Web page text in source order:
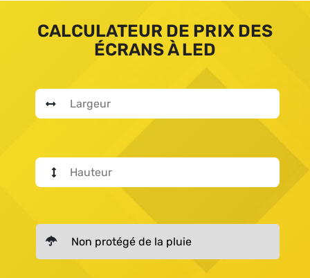
CALCULATEUR DE PRIX DES
ÉCRANS À LED